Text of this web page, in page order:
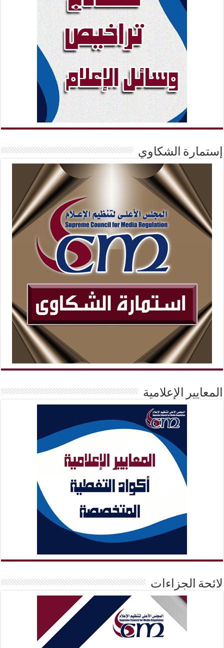
إستمارة الشكاوي
المعايير الإعلامية
لائحة الجزاءات